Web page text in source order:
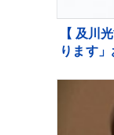
【 及川
ります